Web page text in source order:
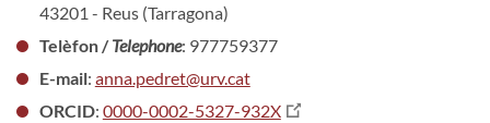
43201 - Reus (Tarragona)
Telèfon /Telephone: 977759377
E-mail: anna.pedret@urv.cat
ORCID: 0000-0002-5327-932X